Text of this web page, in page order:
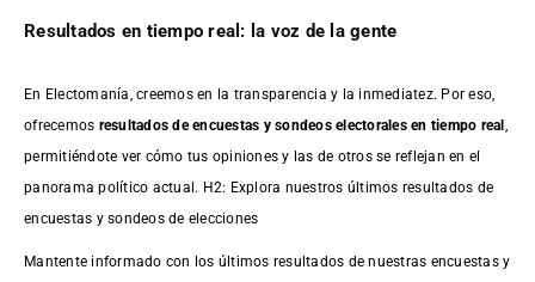
Resultados en tiempo real: la voz de la gente
En Electomanía, creemos en la transparencia y la inmediatez. Por eso,
ofrecemos resultados deencuestas y sondeos electorales en tiempo real
permitiéndote ver cómo tus opiniones y las de otros se reflejan en el
panorama político actual. H2: Explora nuestros últimos resultados de
encuestas y sondeos de elecciones
Mantente informado con los últimos resultados de nuestras encuestasy